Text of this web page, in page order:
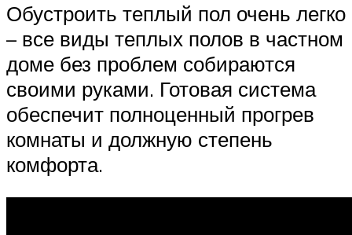
Обустроить теплый пол очень легко
– все виды теплых полов в частном
доме без проблем собираются
своими руками. Готовая система
обеспечит полноценный прогрев
комнаты и должную степень
комфорта.